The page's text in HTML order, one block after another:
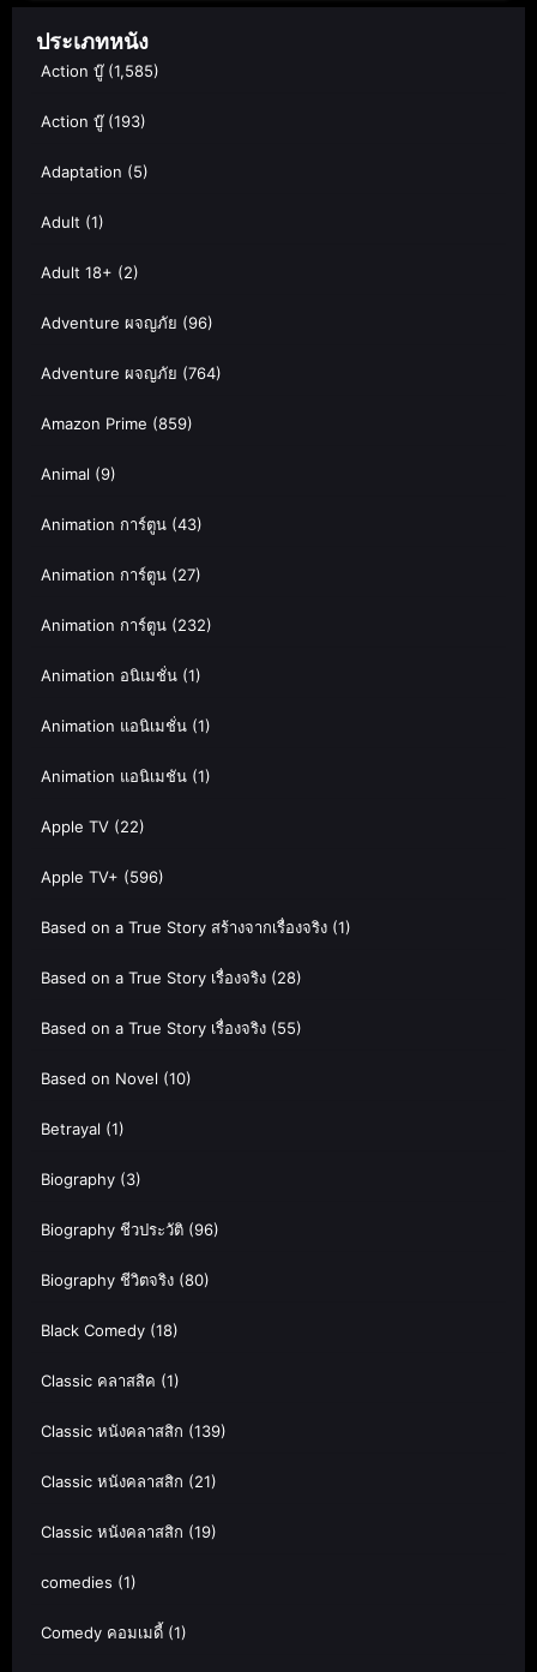
ประเภทหนัง
Action บู๊(1,585)
Action บู๊(193)
Adaptation (5)
Adult (1)
Adult 18+ (2)
Adventure ผจญภัย (96)
Adventure ผจญภัย (764)
Amazon Prime (859)
Animal (9)
Animation การ์ตูน (43)
Animation การ์ตูน (27)
Animation การ์ตูน (232)
Animation อนิเมชั่น (1)
Animation แอนิเมชั่น (1)
Animation แอนิเมชัน (1)
Apple TV (22)
Apple TV+ (596)
Based on a True Story สร้างจากเรื่องจริง (1)
Based on a True Story เรื่องจริง (28)
Based on a True Story เรื่องจริง (55)
Based on Novel (10)
Betrayal (1)
Biography (3)
Biography ชีวประวัติ (96)
Biography ชีวิตจริง (80)
Black Comedy (18)
Classic คลาสสิค (1)
Classic หนังคลาสสิก (139)
Classic หนังคลาสสิก (21)
Classic หนังคลาสสิก (19)
comedies (1)
Comedy คอมเมดี้ (1)